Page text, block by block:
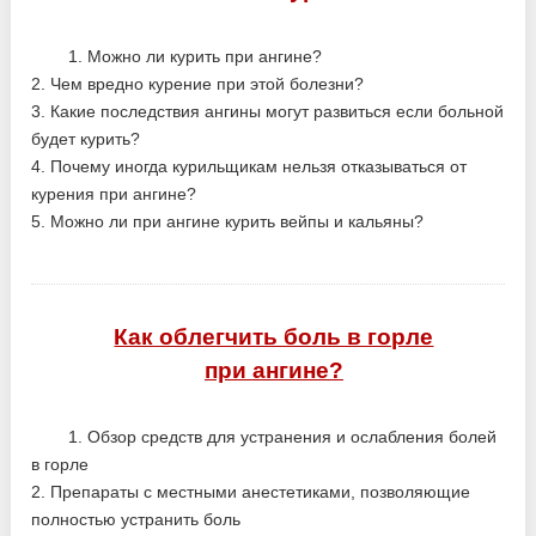
1. Можно ли курить при ангине?
2. Чем вредно курение при этой болезни?
3. Какие последствия ангины могут развиться если больной
будет курить?
4. Почему иногда курильщикам нельзя отказываться от
курения при ангине?
5. Можно ли при ангине курить вейпы и кальяны?
Как облегчить боль в горле
при ангине?
1. Обзор средств для устранения и ослабления болей
в горле
2. Препараты с местными анестетиками, позволяющие
полностью устранить боль